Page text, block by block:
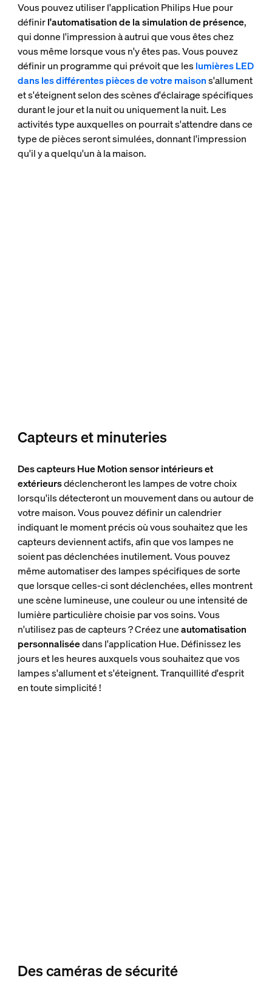
Vous pouvez utiliser l'application Philips Hue pour
définirl'automatisation de la simulation de présence,
qui donne l'impression à autrui que vous êtes chez
vous même lorsque vous n'y êtes pas. Vous pouvez
définir un programme qui prévoit que leslumières LED
dans les différentes pièces de votre maisons'allument
et s'éteignent selon des scènes d'éclairage spécifiques
durant le jour et la nuit ou uniquement la nuit. Les
activités type auxquelles on pourrait s'attendre dans ce
type de pièces seront simulées, donnant l'impression
qu'il y a quelqu'un à la maison.
Capteurs et minuteries
Des capteurs Hue Motion sensor intérieurs et
extérieursdéclencheront les lampes de votre choix
lorsqu'ils détecteront un mouvement dans ou autour de
votre maison. Vous pouvez définir un calendrier
indiquant le moment précis où vous souhaitez que les
capteurs deviennent actifs, afin que vos lampes ne
soient pas déclenchées inutilement. Vous pouvez
même automatiser des lampes spécifiques de sorte
que lorsque celles-ci sont déclenchées, elles montrent
une scène lumineuse, une couleur ou une intensité de
lumière particulière choisie par vos soins. Vous
n'utilisez pas de capteurs ? Créez uneautomatisation
personnaliséedans l'application Hue. Définissez les
jours et les heures auxquels vous souhaitez que vos
lampes s'allument et s'éteignent. Tranquillité d'esprit
en toute simplicité !
Des caméras de sécurité